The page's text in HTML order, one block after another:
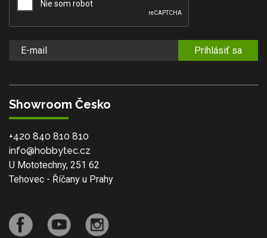
Prihlásiť sa
Showroom Česko
+420 840 810 810
info@hobbytec.cz
U Mototechny, 251 62
Tehovec - Říčany u Prahy